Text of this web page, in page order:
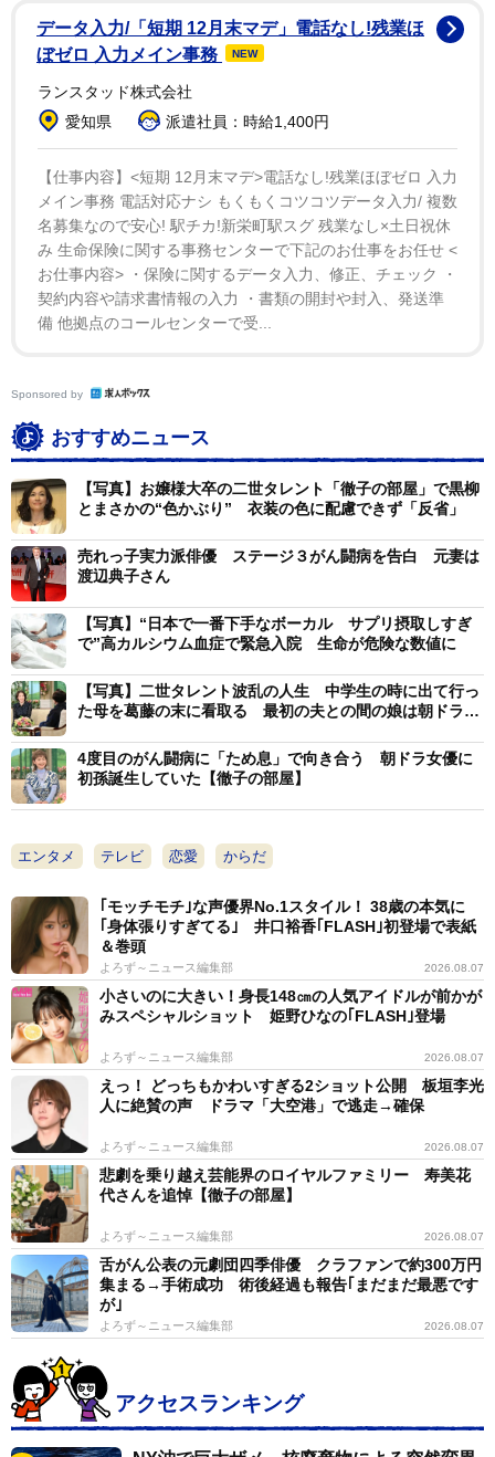
ん。その梅宮さんが大反対したタレントと熱愛、破局後
の2001年、一般人と結婚し、翌年長女が誕生するも03
胸全摘手術を受け、抗がん剤治療と放射線治療を終え
た。25年5月、アートディレクターの世継恭規（よつ
ぎ・やすのり）氏との結婚を発表した。
データ入力/「短期 12月末マデ」電話なし!残業ほ
ぼゼロ 入力メイン事務
NEW
ランスタッド株式会社
愛知県
派遣社員：時給1,400円
【仕事内容】<短期 12月末マデ>電話なし!残業ほぼゼロ 入力
メイン事務 電話対応ナシ もくもくコツコツデータ入力/ 複数
名募集なので安心! 駅チカ!新栄町駅スグ 残業なし×土日祝休
み 生命保険に関する事務センターで下記のお仕事をお任せ <
お仕事内容> ・保険に関するデータ入力、修正、チェック ・
契約内容や請求書情報の入力 ・書類の開封や封入、発送準
備 他拠点のコールセンターで受...
Sponsored by
おすすめニュース
【写真】お嬢様大卒の二世タレント「徹子の部屋」で黒柳
とまさかの“色かぶり” 衣装の色に配慮できず「反省」
売れっ子実力派俳優 ステージ３がん闘病を告白 元妻は
渡辺典子さん
【写真】“日本で一番下手なボーカル サプリ摂取しすぎ
で”高カルシウム血症で緊急入院 生命が危険な数値に
【写真】二世タレント波乱の人生 中学生の時に出て行っ
た母を葛藤の末に看取る 最初の夫との間の娘は朝ドラ女
4度目のがん闘病に「ため息」で向き合う 朝ドラ女優に
初孫誕生していた【徹子の部屋】
エンタメ テレビ 恋愛 からだ
｢モッチモチ｣な声優界No.1スタイル！ 38歳の本気に
｢身体張りすぎてる｣ 井口裕香｢FLASH｣初登場で表紙
＆巻頭
よろず～ニュース編集部 2026.08.07
小さいのに大きい！身長148㎝の人気アイドルが前かが
みスペシャルショット 姫野ひなの｢FLASH｣登場
よろず～ニュース編集部 2026.08.07
えっ！ どっちもかわいすぎる2ショット公開 板垣李光
人に絶賛の声 ドラマ「大空港」で逃走→確保
よろず～ニュース編集部 2026.08.07
悲劇を乗り越え芸能界のロイヤルファミリー 寿美花
代さんを追悼【徹子の部屋】
よろず～ニュース編集部 2026.08.07
舌がん公表の元劇団四季俳優 クラファンで約300万円
集まる→手術成功 術後経過も報告｢まだまだ最悪です
が｣
よろず～ニュース編集部 2026.08.07
アクセスランキング